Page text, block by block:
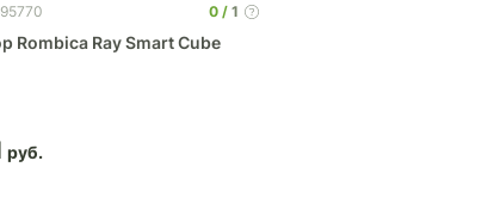
0 1
Rombica Ray Smart Cube